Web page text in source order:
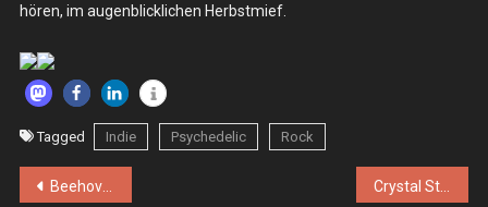
hören, im augenblicklichen Herbstmief.
Tagged Indie Psychedelic Rock
Beitragsnavigation
Beehover, Horn of the Rhino, Conny Ochs – Di. 12.11.2013 – Köln, Sonic Ballroom